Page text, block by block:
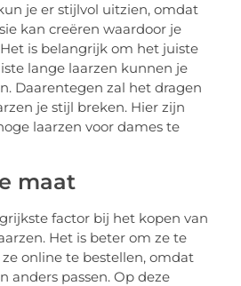
je er stijlvol uitzien, omdat
kan creëren waardoor je
is belangrijk om het juiste
lange laarzen kunnen je
Daarentegen zal het dragen
je stijl breken. Hier zijn
laarzen voor dames te
maat
factor bij het kopen van
Het is beter om ze te
online te bestellen, omdat
anders passen. Op deze